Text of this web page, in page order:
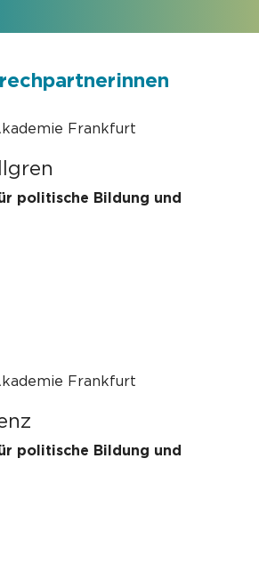
politische Bildung und
politische Bildung und